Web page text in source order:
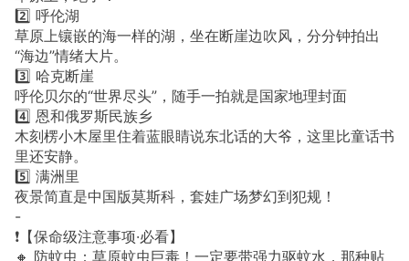
2️⃣ 呼伦湖
草原上镶嵌的海一样的湖，坐在断崖边吹风，分分钟拍出
“海边”情绪大片。
3️⃣ 哈克断崖
呼伦贝尔的“世界尽头”，随手一拍就是国家地理封面
4️⃣ 恩和俄罗斯民族乡
木刻楞小木屋里住着蓝眼睛说东北话的大爷，这里比童话书
里还安静。
5️⃣ 满洲里
夜景简直是中国版莫斯科，套娃广场梦幻到犯规！
-
❗️【保命级注意事项·必看】
🔸 防蚊虫：草原蚊虫巨毒！一定要带强力驱蚊水，那种贴